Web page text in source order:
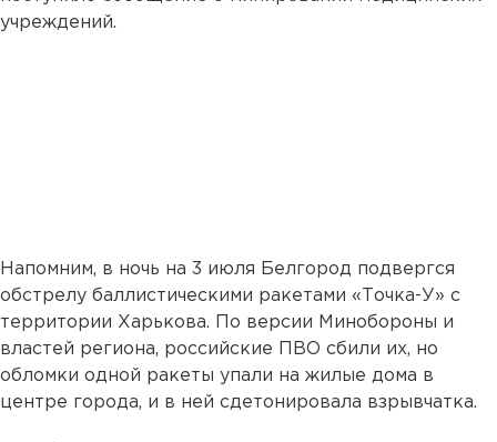
учреждений.
Напомним, в ночь на 3 июля Белгород подвергся
обстрелу баллистическими ракетами «Точка-У» с
территории Харькова. По версии Минобороны и
властей региона, российские ПВО сбили их, но
обломки одной ракеты упали на жилые дома в
центре города, и в ней сдетонировала взрывчатка.